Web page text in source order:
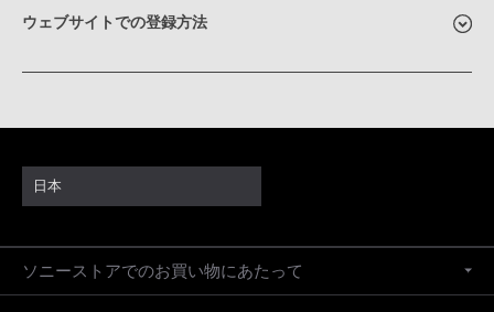
ウェブサイトでの登録方法
日本
ソニーストアでのお買い物にあたって